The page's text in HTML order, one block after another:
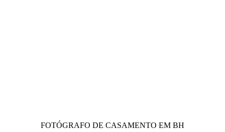
FOTÓGRAFO DE CASAMENTO EM BH